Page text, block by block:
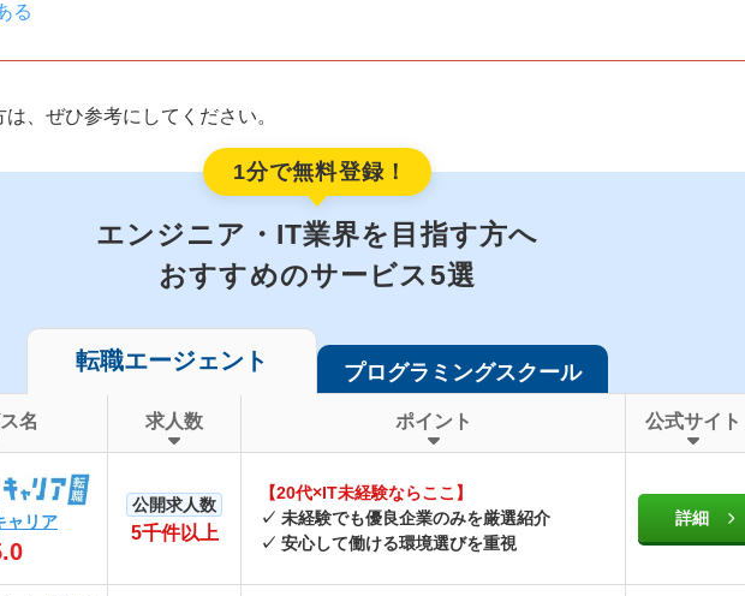
る
、ぜひ参考にしてください。
1分で無料登録！
エンジニア・IT業界を目指す方へ
おすすめのサービス5選
転職エージェント プログラミングスクール
名 求人数 ポイント 公式サイト
ャリア
公開求人数
5千件以上
【20代×IT未経験ならここ】
✓ 未経験でも優良企業のみを厳選紹介
✓ 安心して働ける環境選びを重視
詳細